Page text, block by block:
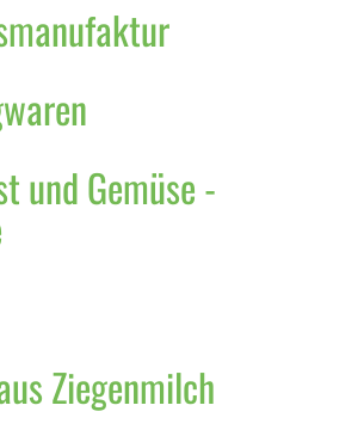
und Gemüse -
Ziegenmilch